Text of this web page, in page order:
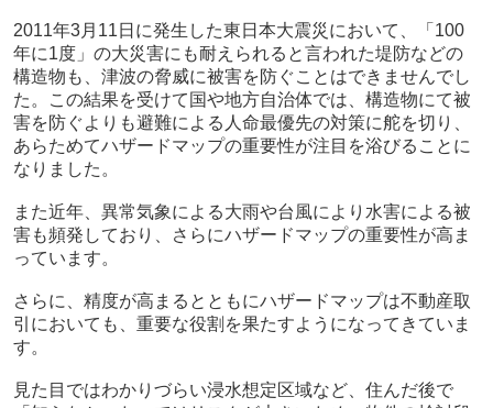
2011年3月11日に発生した東日本大震災において、「100
年に1度」の大災害にも耐えられると言われた堤防などの
構造物も、津波の脅威に被害を防ぐことはできませんでし
た。この結果を受けて国や地方自治体では、構造物にて被
害を防ぐよりも避難による人命最優先の対策に舵を切り、
あらためてハザードマップの重要性が注目を浴びることに
なりました。
また近年、異常気象による大雨や台風により水害による被
害も頻発しており、さらにハザードマップの重要性が高ま
っています。
さらに、精度が高まるとともにハザードマップは不動産取
引においても、重要な役割を果たすようになってきていま
す。
見た目ではわかりづらい浸水想定区域など、住んだ後で